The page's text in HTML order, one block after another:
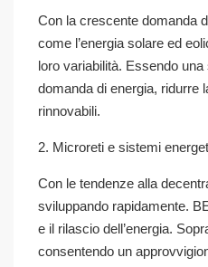
Con la crescente domanda
come l’energia solare ed
loro variabilità. Essendo
domanda di energia, ridurre
rinnovabili.
2. Microreti e sistemi
Con le tendenze alla
sviluppando rapidamente.
e il rilascio dell’energia.
consentendo un